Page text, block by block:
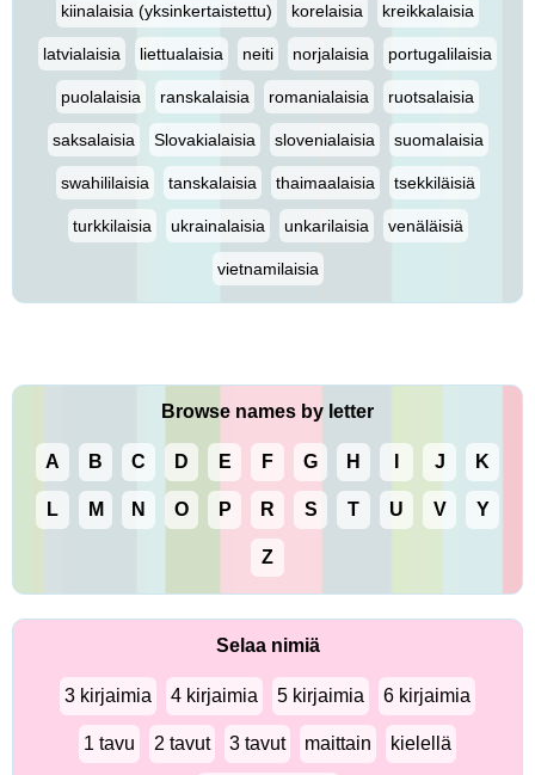
kiinalaisia (yksinkertaistettu) korelaisia kreikkalaisia
latvialaisia liettualaisia neiti norjalaisia portugalilaisia
puolalaisia ranskalaisia romanialaisia ruotsalaisia
saksalaisia Slovakialaisia slovenialaisia suomalaisia
swahililaisia tanskalaisia thaimaalaisia tsekkiläisiä
turkkilaisia ukrainalaisia unkarilaisia venäläisiä
vietnamilaisia
Browse names by letter
A B C D E F G H J K
L M N O P R S T U V Y
Z
Selaa nimiä
3 kirjaimia 4 kirjaimia 5 kirjaimia 6 kirjaimia
1 tavu 2 tavut 3 tavut maittain kielellä